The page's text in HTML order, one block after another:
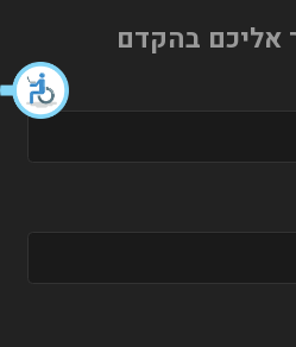
אליכם בהקדם